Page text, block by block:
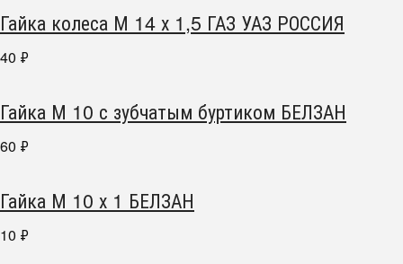
Гайка колеса М 14 х 1,5 ГАЗ УАЗ РОССИЯ
40 ₽
Гайка М 10 с зубчатым буртиком БЕЛЗАН
60 ₽
Гайка М 10 х 1 БЕЛЗАН
10 ₽